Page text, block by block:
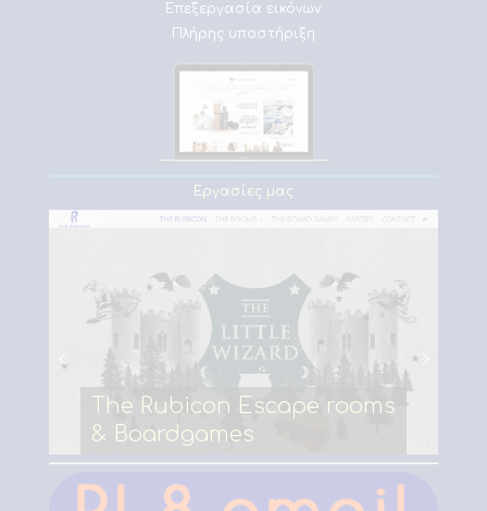
Επεξεργασία εικόνων
Πλήρης υποστήριξη
Εργασίες μας
The Rubicon Escape rooms
& Boardgames